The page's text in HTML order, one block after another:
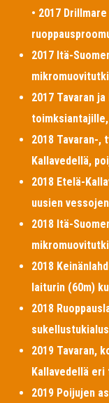
• 2017
2017 Itä-
2017 Tavaran
2018 Tavaran-
Kallavedellä,
2018 Etelä-
uusien
2018 Itä-
2018
laiturin (60m)
2018
2019 Tavaran,
Kallavedellä
2019 Poijujen